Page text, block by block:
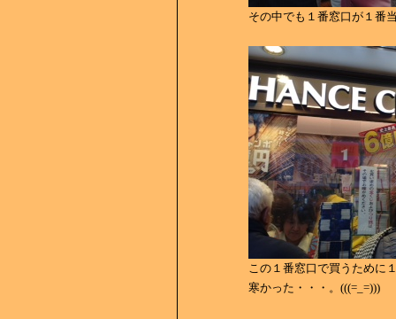
その中でも１番窓口が１番
この１番窓口で買うために
寒かった・・・。(((=_=)))